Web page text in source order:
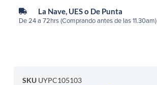
La Nave, UES o De Punta
De 24 a 72hrs (Comprando antes de las 11.30am)
SKU UYPC105103